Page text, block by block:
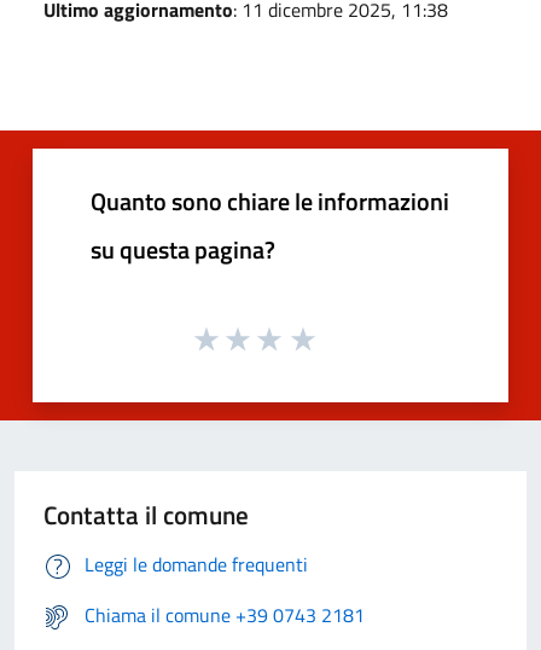
Ultimo aggiornamento: 11 dicembre 2025, 11:38
Quanto sono chiare le informazioni
su questa pagina?
Contatta il comune
Leggi le domande frequenti
Chiama il comune +39 0743 2181